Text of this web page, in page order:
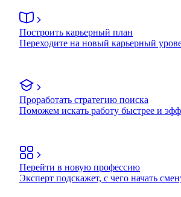
Построить карьерный план
Переходите на новый карьерный
Проработать стратегию поиска
Поможем искать работу быстрее и
Перейти в новую профессию
Эксперт подскажет, с чего начать